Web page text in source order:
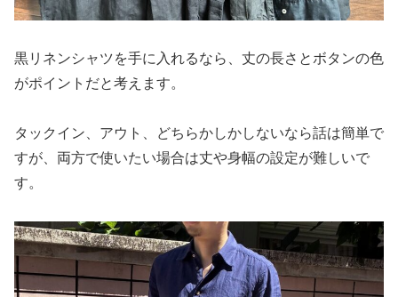
黒リネンシャツを手に入れるなら、丈の長さとボタンの色
がポイントだと考えます。
タックイン、アウト、どちらかしかしないなら話は簡単で
すが、両方で使いたい場合は丈や身幅の設定が難しいで
す。